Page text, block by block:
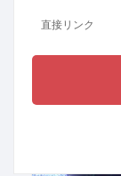
直接リンク